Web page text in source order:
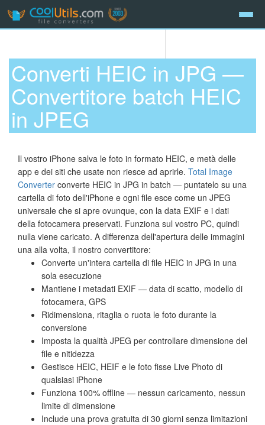
Converti HEIC in JPG —
Convertitore batch HEIC
in JPEG
Il vostro iPhone salva le foto in formato HEIC, e metà delle
app e dei siti che usate non riesce ad aprirle. Total Image
Converter converte HEIC in JPG in batch — puntatelo su una
cartella di foto dell'iPhone e ogni file esce come un JPEG
universale che si apre ovunque, con la data EXIF e i dati
della fotocamera preservati. Funziona sul vostro PC, quindi
nulla viene caricato. A differenza dell'apertura delle immagini
una alla volta, il nostro convertitore:
Converte un'intera cartella di file HEIC in JPG in una
sola esecuzione
Mantiene i metadati EXIF — data di scatto, modello di
fotocamera, GPS
Ridimensiona, ritaglia o ruota le foto durante la
conversione
Imposta la qualità JPEG per controllare dimensione del
file e nitidezza
Gestisce HEIC, HEIF e le foto fisse Live Photo di
qualsiasi iPhone
Funziona 100% offline — nessun caricamento, nessun
limite di dimensione
Include una prova gratuita di 30 giorni senza limitazioni